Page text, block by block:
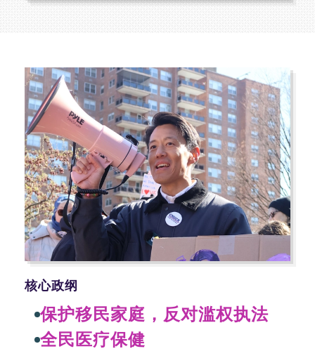
核心政纲
保护移民家庭，反对滥权执法
全民医疗保健